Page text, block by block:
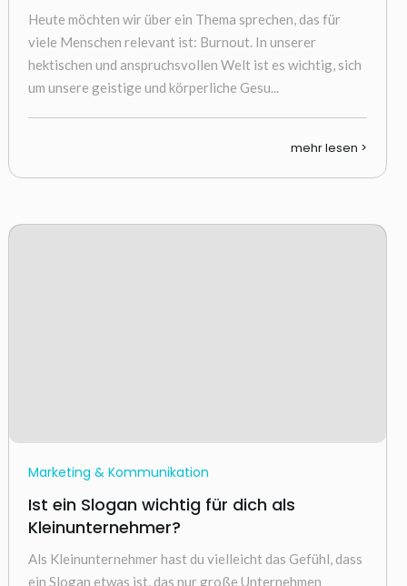
Heute möchten wir über ein Thema sprechen, das für
viele Menschen relevant ist: Burnout. In unserer
hektischen und anspruchsvollen Welt ist es wichtig, sich
um unsere geistige und körperliche Gesu...
mehr lesen >
Marketing & Kommunikation
Ist ein Slogan wichtig für dich als
Kleinunternehmer?
Als Kleinunternehmer hast du vielleicht das Gefühl, dass
ein Slogan etwas ist, das nur große Unternehmen